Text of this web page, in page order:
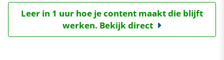
Leer in 1 uur hoe je content maakt die blijft
werken. Bekijk direct